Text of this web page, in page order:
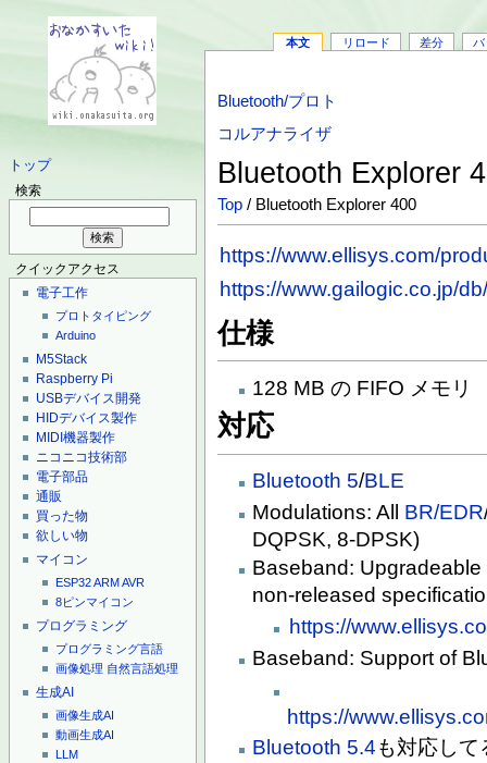
トップ
検索
クイックアクセス
電子工作
プロトタイピング
Arduino
M5Stack
Raspberry Pi
USBデバイス開発
HIDデバイス製作
MIDI機器製作
ニコニコ技術部
電子部品
通販
買った物
欲しい物
マイコン
ESP32ARMAVR
8ピンマイコン
プログラミング
プログラミング言語
画像処理 自然言語処理
生成AI
画像生成AI
動画生成AI
LLM
本文 リロード 差分 バ
Bluetooth/プロト
コルアナライザ
Bluetooth Explorer
Top / Bluetooth Explorer 400
https://www.ellisys.com/
https://www.gailogic.co.jp/
仕様
128 MB の FIFO メモリ
対応
Bluetooth 5/BLE
Modulations: All BR/EDR
DQPSK, 8-DPSK)
Baseband:
non-released
https://
Baseband: Support of
https://
Bluetooth 5.4も対応して